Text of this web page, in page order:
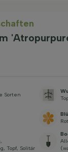
Sorten
Topf, Solitär